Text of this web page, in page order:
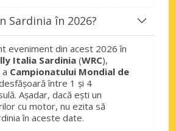
Sardinia în 2026?
eveniment din acest 2026 în
Italia Sardinia(WRC),
Campionatului Mondial de
între 1 și 4
Așadar, dacă ești un
cu motor, nu ezita să
în aceste date.